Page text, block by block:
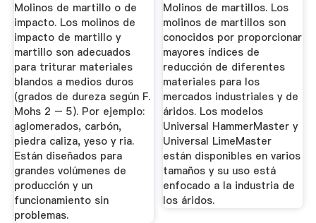
Molinos de martillo o de
impacto. Los molinos de
impacto de martillo y
martillo son adecuados
para triturar materiales
blandos a medios duros
(grados de dureza según F.
Mohs 2 – 5). Por ejemplo:
aglomerados, carbón,
piedra caliza, yeso y ria.
Están diseñados para
grandes volúmenes de
producción y un
funcionamiento sin
problemas.
Molinos de martillos. Los
molinos de martillos son
conocidos por proporcionar
mayores índices de
reducción de diferentes
materiales para los
mercados industriales y de
áridos. Los modelos
Universal HammerMaster y
Universal LimeMaster
están disponibles en varios
tamaños y su uso está
enfocado a la industria de
los áridos.